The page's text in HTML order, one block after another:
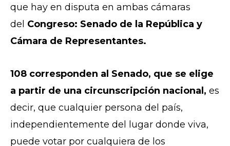
que hay en disputa en ambas cámaras
del Congreso: Senado de la República y
Cámara de Representantes.
108 corresponden al Senado, que se elige
a partir de una circunscripción nacional, es
decir, que cualquier persona del país,
independientemente del lugar donde viva,
puede votar por cualquiera de los